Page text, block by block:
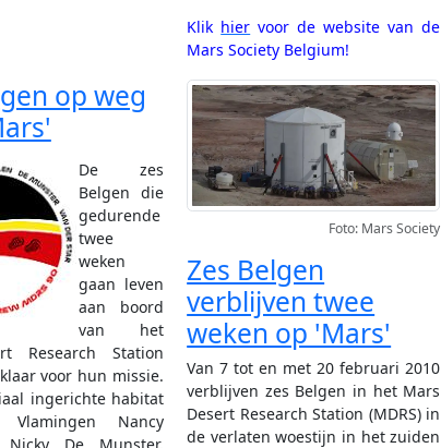
Klik hier voor de website van de
Mars Society Belgium!
op weg
De zes
Belgen die
gedurende
twee
weken
gaan leven
aan boord
van het
Research Station
voor hun missie.
ingerichte habitat
Nancy
Foto: Mars Society
Zes Belgen
verblijven twee
weken op 'Mars'
Van 7 tot en met 20 februari 2010
verblijven zes Belgen in het Mars
Desert Research Station (MDRS) in
de verlaten woestijn in het zuiden